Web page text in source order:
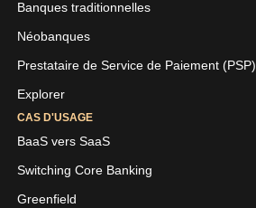
Banques traditionnelles
Néobanques
Prestataire de Service de Paiement (PSP)
Explorer
CAS D'USAGE
BaaS vers SaaS
Switching Core Banking
Greenfield